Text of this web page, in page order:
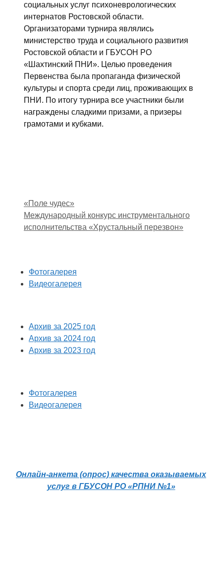
социальных услуг психоневрологических
интернатов Ростовской области.
Организаторами турнира являлись
министерство труда и социального развития
Ростовской области и ГБУСОН РО
«Шахтинский ПНИ». Целью проведения
Первенства была пропаганда физической
культуры и спорта среди лиц, проживающих в
ПНИ. По итогу турнира все участники были
награждены сладкими призами, а призеры
грамотами и кубками.
«Поле чудес»
Международный конкурс инструментального
исполнительства «Хрустальный перезвон»
Фотогалерея
Видеогалерея
Архив за 2025 год
Архив за 2024 год
Архив за 2023 год
Фотогалерея
Видеогалерея
Онлайн-анкета (опрос) качества оказываемых
услуг в ГБУСОН РО «РПНИ №1»